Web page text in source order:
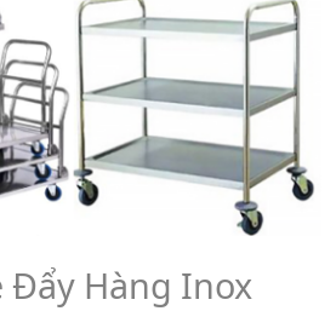
Đẩy Hàng Inox